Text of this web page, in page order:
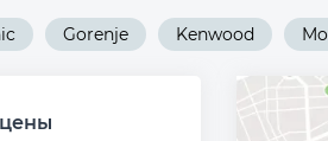
Gorenje Kenwood